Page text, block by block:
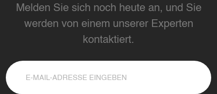
Melden Sie sich noch heute an, und Sie
werden von einem unserer Experten
kontaktiert.